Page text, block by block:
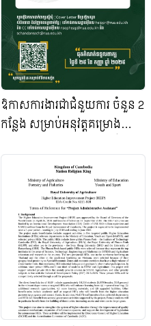
ឱកាសការងារជាជំនួយការ ចំនួន 2
កន្លែង សម្រាប់អនុវត្តគម្រោង
(HEIP2)